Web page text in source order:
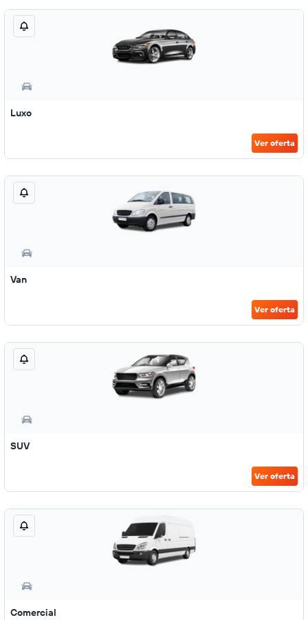
Luxo
Ver oferta
Van
Ver oferta
SUV
Ver oferta
Comercial